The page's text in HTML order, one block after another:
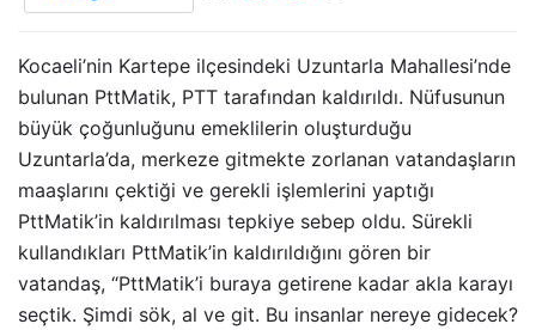
Kocaeli’nin Kartepe ilçesindeki Uzuntarla Mahallesi’nde
bulunan PttMatik, PTT tarafından kaldırıldı. Nüfusunun
büyük çoğunluğunu emeklilerin oluşturduğu
Uzuntarla’da, merkeze gitmekte zorlanan vatandaşların
maaşlarını çektiği ve gerekli işlemlerini yaptığı
PttMatik’in kaldırılması tepkiye sebep oldu. Sürekli
kullandıkları PttMatik’in kaldırıldığını gören bir
vatandaş, “PttMatik’i buraya getirene kadar akla karayı
seçtik. Şimdi sök, al ve git. Bu insanlar nereye gidecek?